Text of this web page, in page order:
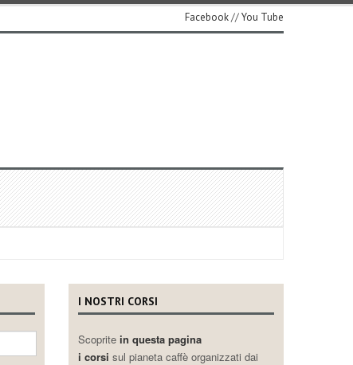
Facebook//You Tube
I NOSTRI CORSI
Scoprite in questa pagina
i corsi sul pianeta caffè organizzati dai